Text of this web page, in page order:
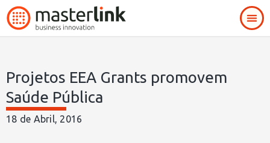
Projetos EEA Grants promovem
Saúde Pública
18 de Abril, 2016